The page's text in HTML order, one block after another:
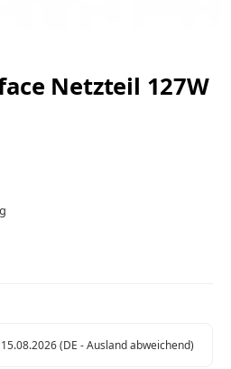
Netzteil 127W
(DE - Ausland abweichend)